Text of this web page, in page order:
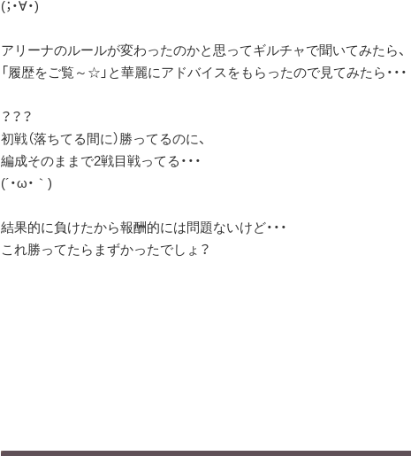
(；・∀・)
アリーナのルールが変わったのかと思ってギルチャで聞いてみたら、
「履歴をご覧～☆」と華麗にアドバイスをもらったので見てみたら・・・
？？？
初戦（落ちてる間に）勝ってるのに、
編成そのままで2戦目戦ってる・・・
(´・ω・｀)
結果的に負けたから報酬的には問題ないけど・・・
これ勝ってたらまずかったでしょ？